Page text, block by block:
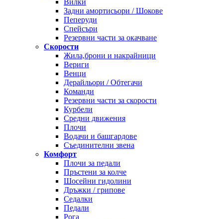
Вилки
Задни амортисьори / Шокове
Пеперуди
Спейсъри
Резервни части за окачване
Скорости
Жила,брони и накрайници
Вериги
Венци
Дерайльори / Обтегачи
Команди
Резервни части за скорости
Курбели
Средни движения
Плочи
Водачи и башгардове
Съединителни звена
Комфорт
Плочи за педали
Пръстени за колче
Шосейни гидолини
Дръжки / грипове
Седалки
Педали
Рога